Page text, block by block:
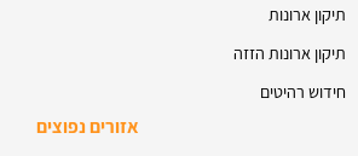
תיקון ארונות
תיקון ארונות הזזה
חידוש רהיטים
אזורים נפוצים